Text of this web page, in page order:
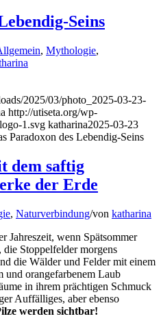
Seins
, Mythologie,
2025/03/photo_2025-03-23-
http://utiseta.org/wp-
1.svg katharina2025-03-23
Paradoxon des Lebendig-Seins
dem saftig
der Erde
, Naturverbindung/von katharina
Jahreszeit, wenn Spätsommer
Stoppelfelder morgens
die Wälder und Felder mit einem
und orangefarbenem Laub
in ihrem prächtigen Schmuck
Auffälliges, aber ebenso
werden sichtbar!